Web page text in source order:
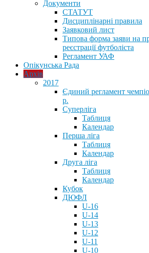
Документи
СТАТУТ
Дисциплінарні правила
Заявковий лист
Типова форма заяви на
реєстрації футболіста
Регламент УАФ
Опікунська Рада
Архів
2017
Єдиний регламент
р.
Суперліга
Таблиця
Календар
Перша ліга
Таблиця
Календар
Друга ліга
Таблиця
Календар
Кубок
ДЮФЛ
U-16
U-14
U-13
U-12
U-11
U-10